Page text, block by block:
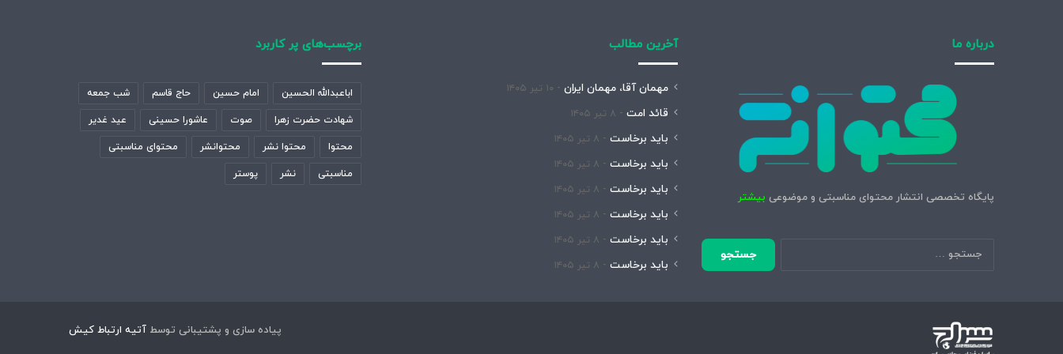
درباره ما
پایگاه تخصصی انتشار محتوای مناسبتی و موضوعی بیشتر
جستجو
برای:
آخرین مطالب
مهمان آقا، مهمان ایران ۱۰ تیر ۱۴۰۵
قائد امت ۸ تیر ۱۴۰۵
باید برخاست ۸ تیر ۱۴۰۵
باید برخاست ۸ تیر ۱۴۰۵
باید برخاست ۸ تیر ۱۴۰۵
باید برخاست ۸ تیر ۱۴۰۵
باید برخاست ۸ تیر ۱۴۰۵
باید برخاست ۸ تیر ۱۴۰۵
برچسب‌های پر کاربرد
اباعبدالله الحسین امام حسین حاج قاسم شب جمعه
شهادت حضرت زهرا صوت عاشورا حسینی عید غدیر
محتوا محتوا نشر محتوانشر محتوای مناسبتی
مناسبتی نشر پوستر
پیاده سازی و پشتیبانی توسط آتیه ارتباط کیش